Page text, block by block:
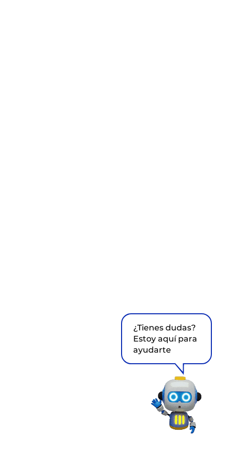
¿Tienes dudas?
Estoy aquí para
ayudarte